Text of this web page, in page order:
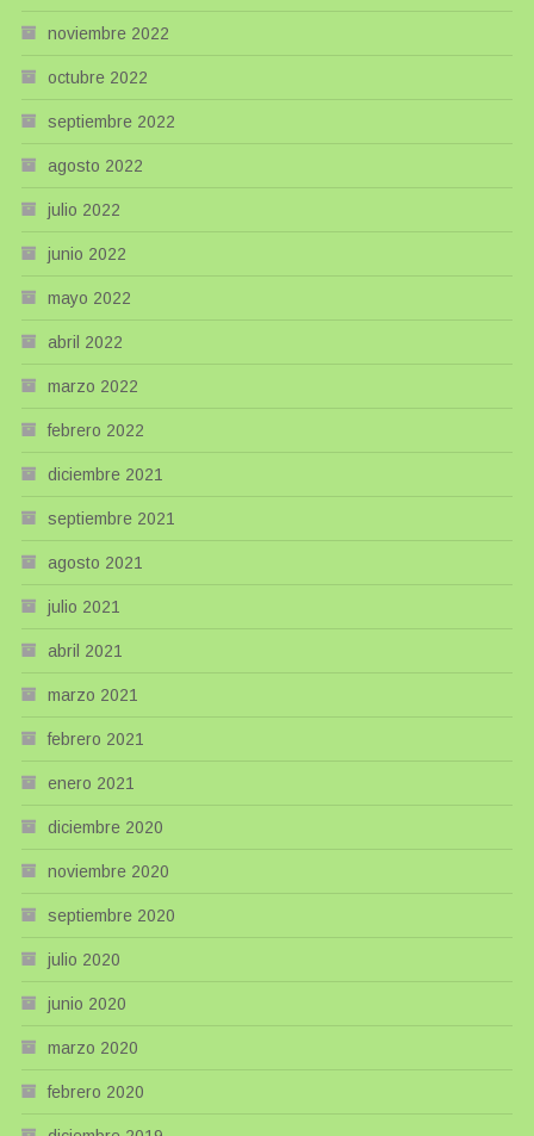
noviembre 2022
octubre 2022
septiembre 2022
agosto 2022
julio 2022
junio 2022
mayo 2022
abril 2022
marzo 2022
febrero 2022
diciembre 2021
septiembre 2021
agosto 2021
julio 2021
abril 2021
marzo 2021
febrero 2021
enero 2021
diciembre 2020
noviembre 2020
septiembre 2020
julio 2020
junio 2020
marzo 2020
febrero 2020